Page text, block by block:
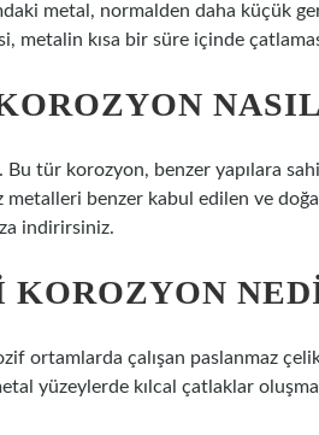
metal, normalden daha küçük
metalin kısa bir süre içinde
Bu tür korozyon, benzer yapılara
metalleri benzer kabul edilen ve
indirirsiniz.
ortamlarda çalışan paslanmaz
yüzeylerde kılcal çatlaklar